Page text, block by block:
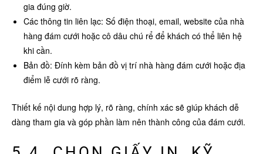
gia đúng giờ.
Các thông tin liên lạc: Số điện thoại, email, website của nhà
hàng đám cưới hoặc cô dâu chú rể để khách có thể liên hệ
khi cần.
Bản đồ: Đính kèm bản đồ vị trí nhà hàng đám cưới hoặc địa
điểm lễ cưới rõ ràng.
Thiết kế nội dung hợp lý, rõ ràng, chính xác sẽ giúp khách dễ
dàng tham gia và góp phần làm nên thành công của đám cưới.